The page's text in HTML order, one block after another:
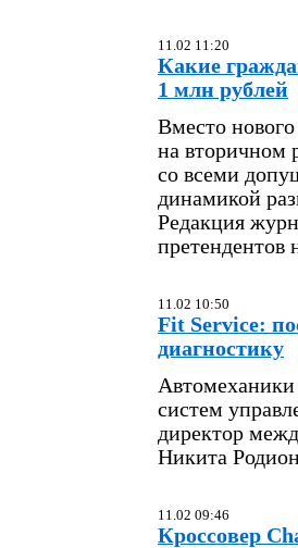
11.02 11:20
Какие
1 млн рублей
Вместо
на вторичном
со всеми
динамикой
Редакция
претендентов
11.02 10:50
Fit Service:
диагностику
Автомеханики
систем
директор
Никита
11.02 09:46
Кроссовер